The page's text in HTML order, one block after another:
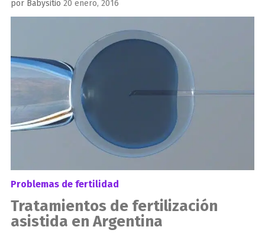
por Babysitio Publicado
el
20 enero, 2016
Problemas de fertilidad
Tratamientos de fertilización
asistida en Argentina